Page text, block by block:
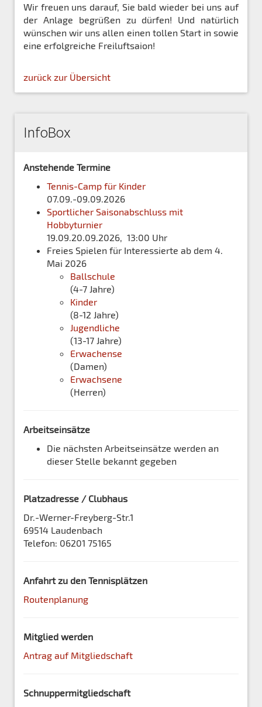
Wir freuen uns darauf, Sie bald wieder bei uns auf
der Anlage begrüßen zu dürfen! Und natürlich
wünschen wir uns allen einen tollen Start in sowie
eine erfolgreiche Freiluftsaion!
zurück zur Übersicht
InfoBox
Anstehende Termine
Tennis-Camp für Kinder
07.09.-09.09.2026
Sportlicher Saisonabschluss mit
Hobbyturnier
19.09.20.09.2026, 13:00 Uhr
Freies Spielen für Interessierte ab dem 4.
Mai 2026
Ballschule
(4-7 Jahre)
Kinder
(8-12 Jahre)
Jugendliche
(13-17 Jahre)
Erwachense
(Damen)
Erwachsene
(Herren)
Arbeitseinsätze
Die nächsten Arbeitseinsätze werden an
dieser Stelle bekannt gegeben
Platzadresse / Clubhaus
Dr.-Werner-Freyberg-Str.1
69514 Laudenbach
Telefon: 06201 75165
Anfahrt zu den Tennisplätzen
Routenplanung
Mitglied werden
Antrag auf Mitgliedschaft
Schnuppermitgliedschaft